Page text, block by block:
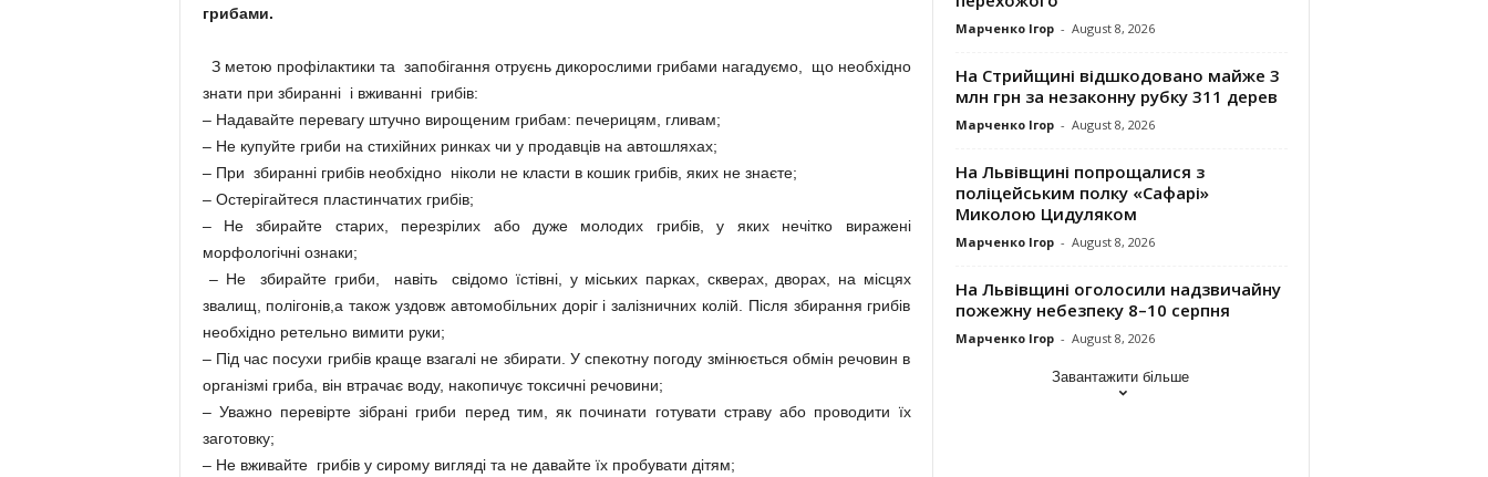
грибами.
З метою профілактики та запобігання отруєнь дикорослими грибами нагадуємо, що необхідно
знати при збиранні і вживанні грибів:
– Надавайте перевагу штучно вирощеним грибам: печерицям, гливам;
– Не купуйте гриби на стихійних ринках чи у продавців на автошляхах;
– При збиранні грибів необхідно ніколи не класти в кошик грибів, яких не знаєте;
– Остерігайтеся пластинчатих грибів;
– Не збирайте старих, перезрілих або дуже молодих грибів, у яких нечітко виражені
морфологічні ознаки;
– Не збирайте гриби, навіть свідомо їстівні, у міських парках, скверах, дворах, на місцях
звалищ, полігонів,а також уздовж автомобільних доріг і залізничних колій. Після збирання грибів
необхідно ретельно вимити руки;
– Під час посухи грибів краще взагалі не збирати. У спекотну погоду змінюється обмін речовин в
організмі гриба, він втрачає воду, накопичує токсичні речовини;
– Уважно перевірте зібрані гриби перед тим, як починати готувати страву або проводити їх
заготовку;
– Не вживайте грибів у сирому вигляді та не давайте їх пробувати дітям;
Марченко Ігор - August 8, 2026
На Стрийщині відшкодовано майже 3
млн грн за незаконну рубку 311 дерев
Марченко Ігор - August 8, 2026
На Львівщині попрощалися з
поліцейським полку «Сафарі»
Миколою Цидуляком
Марченко Ігор - August 8, 2026
На Львівщині оголосили надзвичайну
пожежну небезпеку 8–10 серпня
Марченко Ігор - August 8, 2026
Завантажити більше